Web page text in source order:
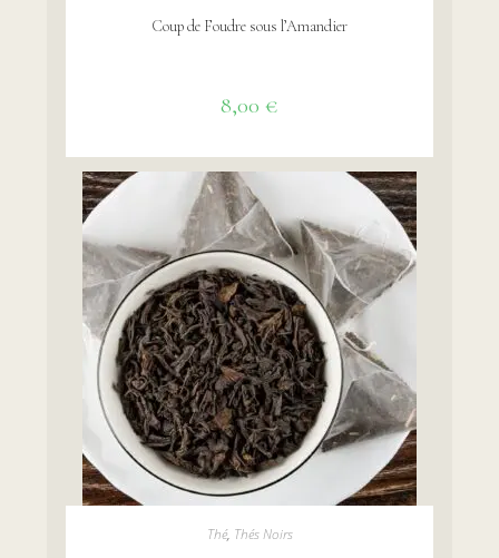
Coup de Foudre sous l’Amandier
8,00 €
AJOUTER AU PANIER
Thé, Thés Noirs